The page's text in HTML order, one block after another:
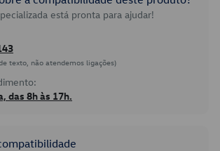
está pronta para ajudar!
texto, não atendemos ligações)
das 8h às 17h.